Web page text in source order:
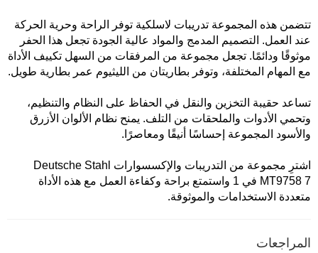
تتضمن هذه المجموعة تدريبات لاسلكية توفر الراحة وحرية الحركة
عند العمل. التصميم المدمج والمواد عالية الجودة تجعل هذا الحفر
موثوقًا ودائمًا. تجعل مجموعة من المرفقات من السهل تكييف الأداة
مع المهام المختلفة، وتوفر بطاريتان من الليثيوم عمر بطارية طويل.
تساعد حقيبة التخزين والنقل في الحفاظ على النظام والتنظيم،
وتحمي الأدوات والملحقات من التلف. يمنح نظام الألوان الأزرق
والأسود المجموعة إحساسًا أنيقًا ومعاصرًا.
اشترِ مجموعة من التدريبات والإكسسوارات Deutsche Stahl
MT9758 7 في 1 واستمتع براحة وكفاءة العمل مع هذه الأداة
متعددة الاستخدامات والموثوقة.
المراجعات